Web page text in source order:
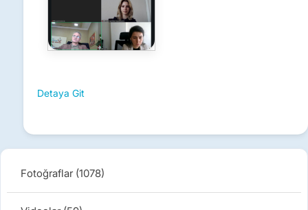
Fotoğraflar (1078)
Detaya Git